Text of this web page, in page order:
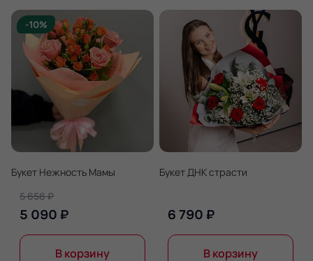
-10%
Букет Нежность Мамы
5 090 ₽
5 656 ₽
В корзину
Букет ДНК страсти
6 790 ₽
В корзину